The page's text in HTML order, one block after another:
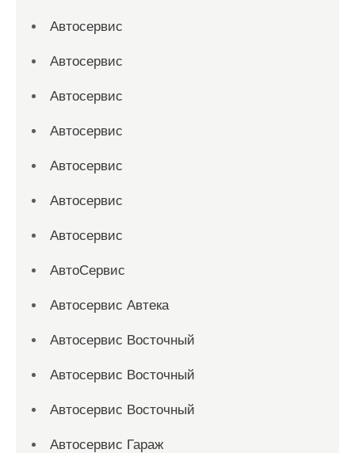
Автосервис
Автосервис
Автосервис
Автосервис
Автосервис
Автосервис
Автосервис
АвтоСервис
Автосервис Автека
Автосервис Восточный
Автосервис Восточный
Автосервис Восточный
Автосервис Гараж